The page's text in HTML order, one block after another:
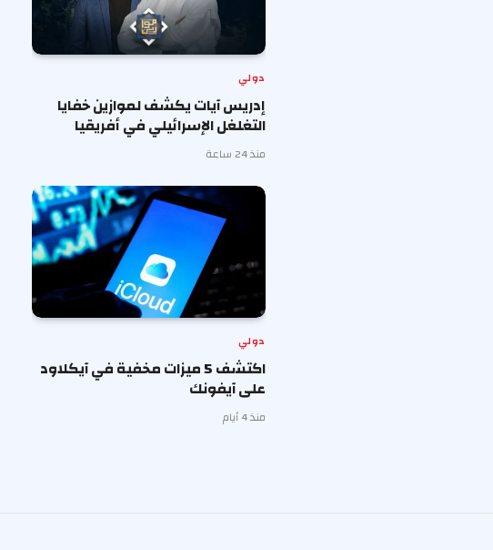
دولي
إدريس آيات يكشف لموازين خفايا
التغلغل الإسرائيلي في أفريقيا
منذ 24 ساعة
دولي
اكتشف 5 ميزات مخفية في آيكلاود
على آيفونك
منذ 4 أيام